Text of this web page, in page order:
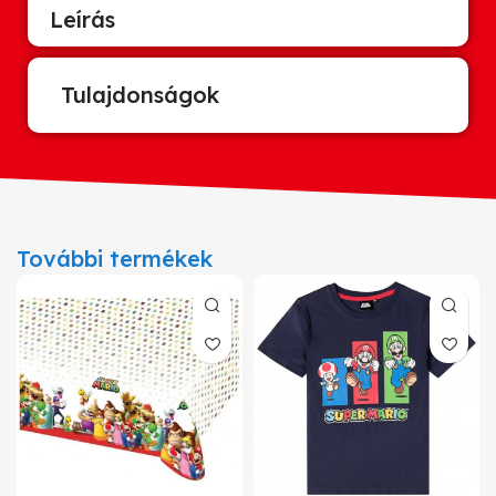
Leírás
Tulajdonságok
További termékek